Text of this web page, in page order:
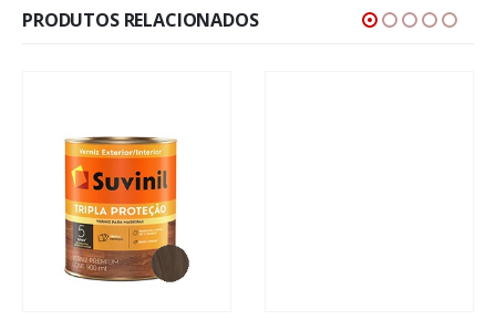
PRODUTOS RELACIONADOS